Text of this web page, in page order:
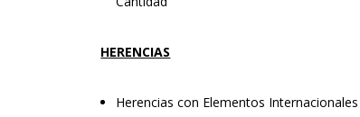
HERENCIAS
Herencias con Elementos Internacionales